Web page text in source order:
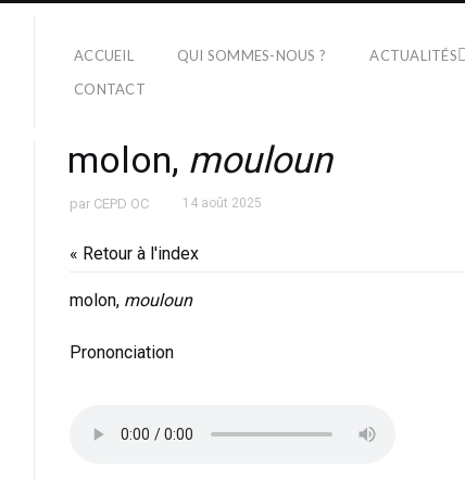
ACCUEIL QUI SOMMES-NOUS ? ACTUALITÉS
CONTACT
molon, mouloun
par CEPD OC 14 août 2025
« Retour à l'index
molon, mouloun
Prononciation